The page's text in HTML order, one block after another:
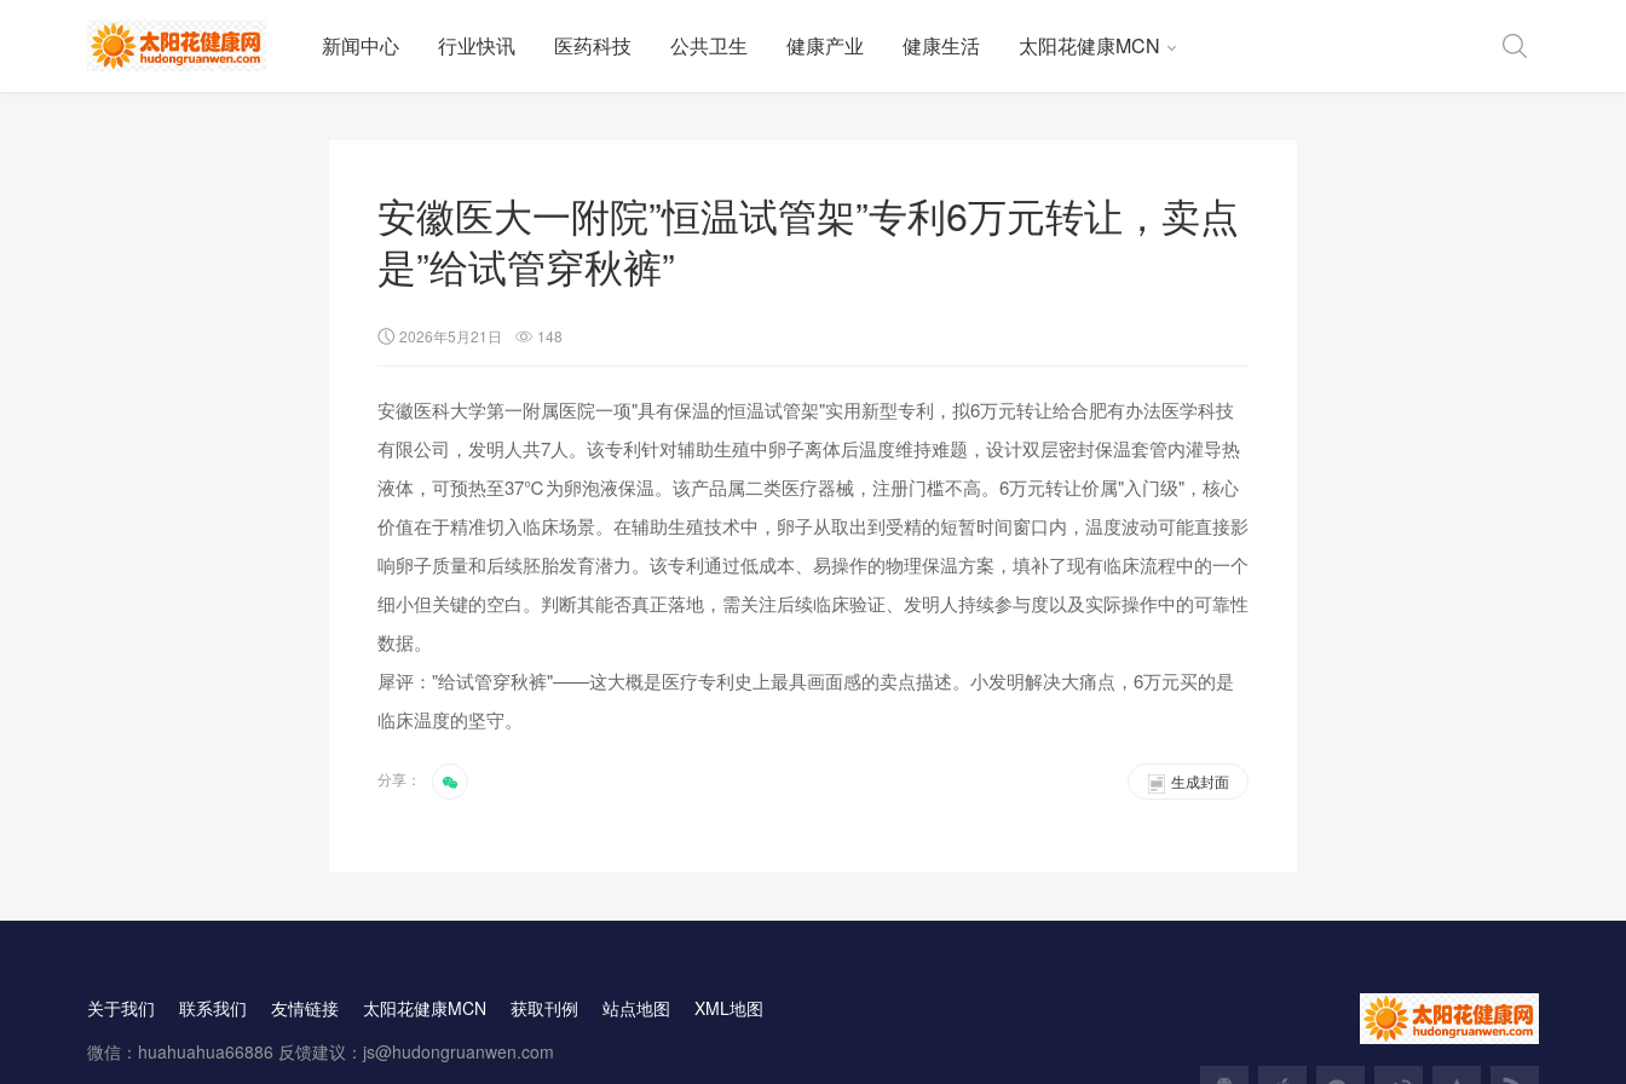
新闻中心 行业快讯 医药科技 公共卫生 健康产业 健康生活 太阳花健康MCN
安徽医大一附院”恒温试管架”专利6万元转让，卖点
是”给试管穿秋裤”
2026年5月21日 148
安徽医科大学第一附属医院一项"具有保温的恒温试管架"实用新型专利，拟6万元转让给合肥有办法医学科技
有限公司，发明人共7人。该专利针对辅助生殖中卵子离体后温度维持难题，设计双层密封保温套管内灌导热
液体，可预热至37℃为卵泡液保温。该产品属二类医疗器械，注册门槛不高。6万元转让价属"入门级"，核心
价值在于精准切入临床场景。在辅助生殖技术中，卵子从取出到受精的短暂时间窗口内，温度波动可能直接影
响卵子质量和后续胚胎发育潜力。该专利通过低成本、易操作的物理保温方案，填补了现有临床流程中的一个
细小但关键的空白。判断其能否真正落地，需关注后续临床验证、发明人持续参与度以及实际操作中的可靠性
数据。
犀评："给试管穿秋裤"——这大概是医疗专利史上最具画面感的卖点描述。小发明解决大痛点，6万元买的是
临床温度的坚守。
分享： 生成封面
关于我们 联系我们 友情链接 太阳花健康MCN 获取刊例 站点地图
XML地图
微信：huahuahua66886 反馈建议：js@hudongruanwen.com